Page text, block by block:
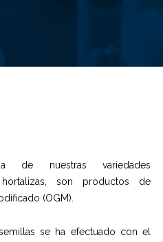
de nuestras variedades
son productos de
(OGM).
se ha efectuado con el